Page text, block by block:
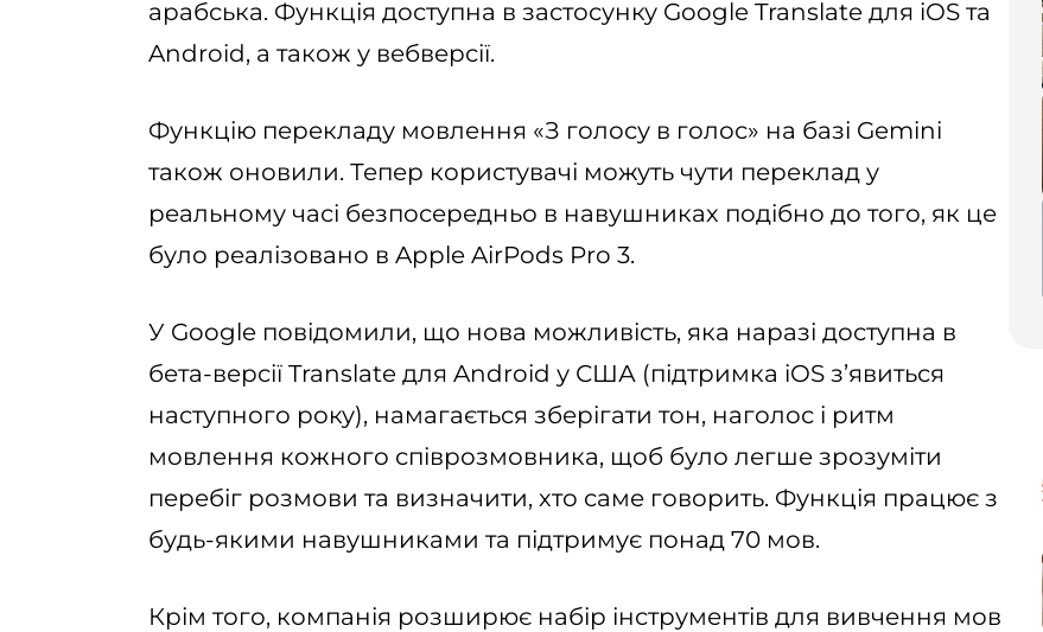
арабська. Функція доступна в застосунку Google Translate для iOS та
Android, а також у вебверсії.
Функцію перекладу мовлення «З голосу в голос» на базі Gemini
також оновили. Тепер користувачі можуть чути переклад у
реальному часі безпосередньо в навушниках подібно до того, як це
було реалізовано в Apple AirPods Pro 3.
У Google повідомили, що нова можливість, яка наразі доступна в
бета-версії Translate для Android у США (підтримка iOS з’явиться
наступного року), намагається зберігати тон, наголос і ритм
мовлення кожного співрозмовника, щоб було легше зрозуміти
перебіг розмови та визначити, хто саме говорить. Функція працює з
будь-якими навушниками та підтримує понад 70 мов.
Крім того, компанія розширює набір інструментів для вивчення мов